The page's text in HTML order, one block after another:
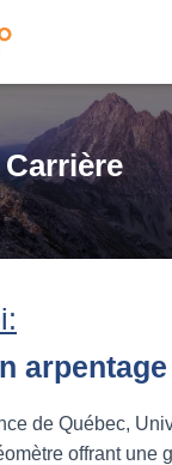
Carrière
arpentage
de Québec,
offrant une